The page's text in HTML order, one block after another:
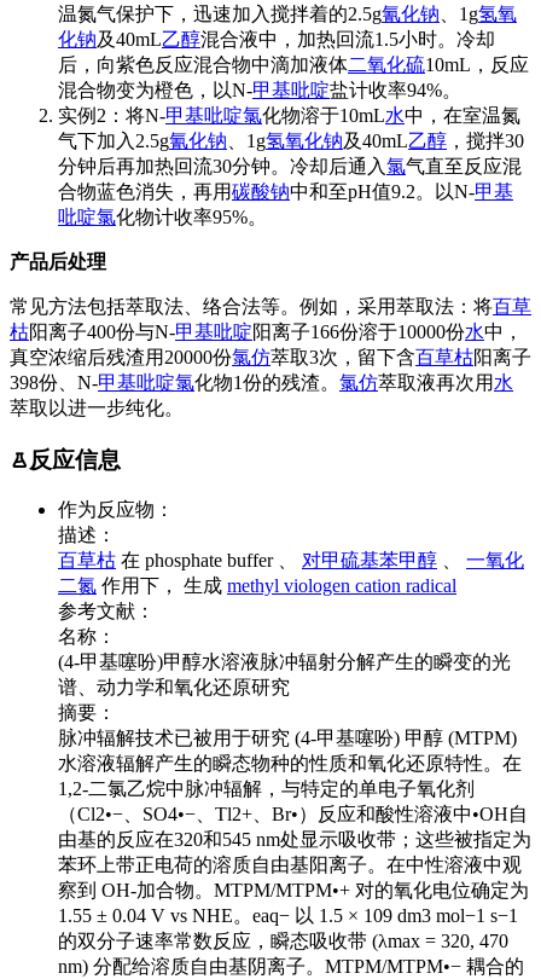
温氮气保护下，迅速加入搅拌着的2.5g氰化钠 、1g氢氧
化钠及40mL乙醇混合液中，加热回流1.5小时。冷却
后，向紫色反应混合物中滴加液体二氧化硫10mL，反应
混合物变为橙色，以N-甲基吡啶盐计收率94%。
实例2：将N-甲基吡啶氯化物溶于10mL水中，在室温氮
气下加入2.5g氰化钠 、1g氢氧化钠及40mL乙醇 ，搅拌30
分钟后再加热回流30分钟。冷却后通入氯气直至反应混
合物蓝色消失，再用碳酸钠中和至pH值9.2。以N-甲基
吡啶氯化物计收率95%。
产品后处理
常见方法包括萃取法、络合法等。例如，采用萃取法：将百草
枯阳离子400份与N-甲基吡啶阳离子166份溶于10000份水中，
真空浓缩后残渣用20000份氯仿萃取3次，留下含百草枯阳离子
398份、N-甲基吡啶氯化物1份的残渣。 氯仿萃取液再次用 水
萃取以进一步纯化。
反应信息
作为反应物：
描述：
百草枯 在 phosphate buffer 、 对甲硫基苯甲醇
一氧化
二氮 作用下， 生成 methyl viologen cation radical
参考文献：
名称：
(4-甲基噻吩)甲醇水溶液脉冲辐射分解产生的瞬变的光
谱、动力学和氧化还原研究
摘要：
脉冲辐解技术已被用于研究 (4-甲基噻吩) 甲醇 (MTPM)
水溶液辐解产生的瞬态物种的性质和氧化还原特性。在
1,2-二氯乙烷中脉冲辐解，与特定的单电子氧化剂
（Cl2•−、SO4•−、Tl2+、Br•）反应和酸性溶液中•OH自
由基的反应在320和545 nm处显示吸收带；这些被指定为
苯环上带正电荷的溶质自由基阳离子。在中性溶液中观
察到 OH-加合物。MTPM/MTPM•+ 对的氧化电位确定为
1.55 ± 0.04 V vs NHE。eaq− 以 1.5 × 109 dm3 mol−1 s−1
的双分子速率常数反应，瞬态吸收带 (λmax = 320, 470
nm) 分配给溶质自由基阴离子。MTPM/MTPM•− 耦合的